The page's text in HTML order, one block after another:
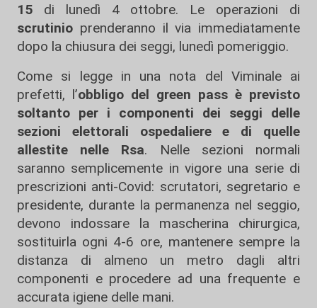
15 di lunedì 4 ottobre. Le operazioni di
scrutinio prenderanno il via immediatamente
dopo la chiusura dei seggi, lunedì pomeriggio.
Come si legge in una nota del Viminale ai
prefetti, l’obbligo del green pass è previsto
soltanto per i componenti dei seggi delle
sezioni elettorali ospedaliere e di quelle
allestite nelle Rsa. Nelle sezioni normali
saranno semplicemente in vigore una serie di
prescrizioni anti-Covid: scrutatori, segretario e
presidente, durante la permanenza nel seggio,
devono indossare la mascherina chirurgica,
sostituirla ogni 4-6 ore, mantenere sempre la
distanza di almeno un metro dagli altri
componenti e procedere ad una frequente e
accurata igiene delle mani.